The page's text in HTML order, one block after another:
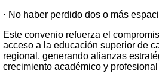
· No haber perdido dos o más
Este convenio refuerza el
acceso a la educación superior de
regional, generando alianzas
crecimiento académico y